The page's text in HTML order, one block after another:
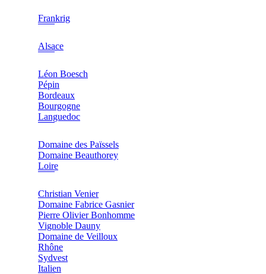
Frankrig
Alsace
Léon Boesch
Pépin
Bordeaux
Bourgogne
Languedoc
Domaine des Païssels
Domaine Beauthorey
Loire
Christian Venier
Domaine Fabrice Gasnier
Pierre Olivier Bonhomme
Vignoble Dauny
Domaine de Veilloux
Rhône
Sydvest
Italien